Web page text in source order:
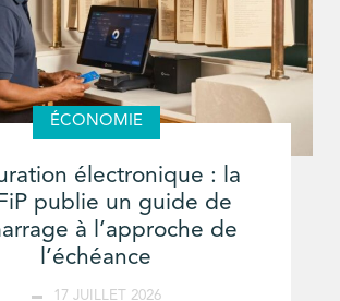
ÉCONOMIE
électronique : la
publie un guide de
à l’approche de
l’échéance
17 JUILLET 2026